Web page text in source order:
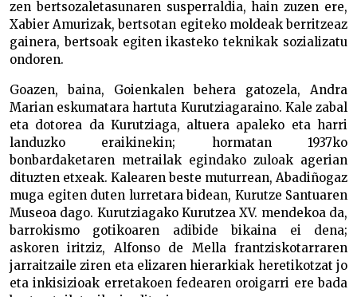
zen bertsozaletasunaren susperraldia, hain zuzen ere,
Xabier Amurizak, bertsotan egiteko moldeak berritzeaz
gainera, bertsoak egiten ikasteko teknikak sozializatu
ondoren.
Goazen, baina, Goienkalen behera gatozela, Andra
Marian eskumatara hartuta Kurutziagaraino. Kale zabal
eta dotorea da Kurutziaga, altuera apaleko eta harri
landuzko eraikinekin; hormatan 1937ko
bonbardaketaren metrailak egindako zuloak agerian
dituzten etxeak. Kalearen beste muturrean, Abadiñogaz
muga egiten duten lurretara bidean, Kurutze Santuaren
Museoa dago. Kurutziagako Kurutzea XV. mendekoa da,
barrokismo gotikoaren adibide bikaina ei dena;
askoren iritziz, Alfonso de Mella frantziskotarraren
jarraitzaile ziren eta elizaren hierarkiak heretikotzat jo
eta inkisizioak erretakoen fedearen oroigarri ere bada